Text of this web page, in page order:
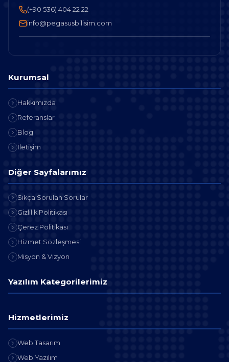
(+90 536) 404 22 22
info@pegasusbilisim.com
Kurumsal
Hakkımızda
Referanslar
Blog
İletişim
Diğer Sayfalarımız
Sıkça Sorulan Sorular
Gizlilik Politikası
Çerez Politikası
Hizmet Sözleşmesi
Misyon & Vizyon
Yazılım Kategorilerimiz
Hizmetlerimiz
Web Tasarım
Web Yazılım